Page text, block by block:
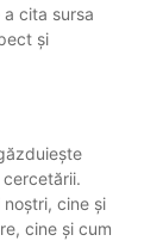
cita sursa
și
cine și
cine și cum